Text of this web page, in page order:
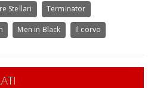
Stellari Terminator
Men in Black Il corvo